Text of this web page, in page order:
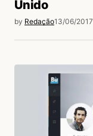
Unido
by Redação13/06/2017